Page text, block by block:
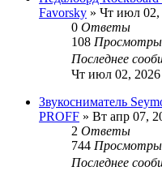
Favorsky » Чт июл 02,
0 Ответы
108 Просмотры
Последнее
Чт июл 02, 2026
Звукосниматель
PROFF » Вт апр 07,
2 Ответы
744 Просмотры
Последнее